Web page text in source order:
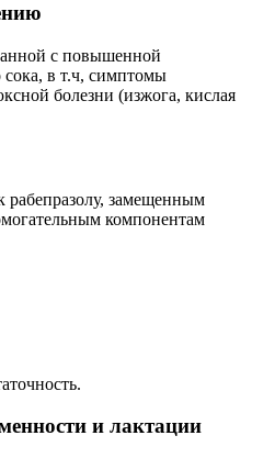
с повышенной
в т.ч, симптомы
болезни (изжога, кислая
рабепразолу, замещенным
компонентам
и лактации